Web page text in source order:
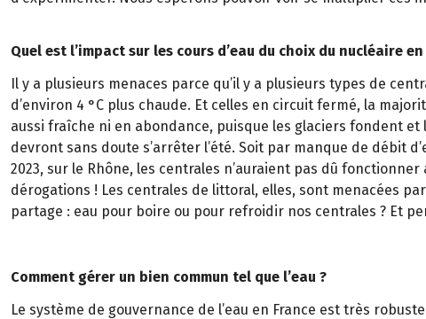
Quel est l’impact sur les cours d’eau du choix du nucléaire en
Il y a plusieurs menaces parce qu’il y a plusieurs types de
d’environ 4 °C plus chaude. Et celles en circuit fermé, la
aussi fraîche ni en abondance, puisque les glaciers fondent
devront sans doute s’arrêter l’été. Soit par manque de débit
2023, sur le Rhône, les centrales n’auraient pas dû
dérogations ! Les centrales de littoral, elles, sont menacées
partage : eau pour boire ou pour refroidir nos centrales ? Et
Comment gérer un bien commun tel que l’eau ?
Le système de gouvernance de l’eau en France est très